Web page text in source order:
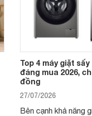
Top 4 máy giặt
đáng mua 2026,
đồng
27/07/2026
Bên cạnh khả năng